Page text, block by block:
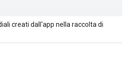
creati dall'app nella raccolta di